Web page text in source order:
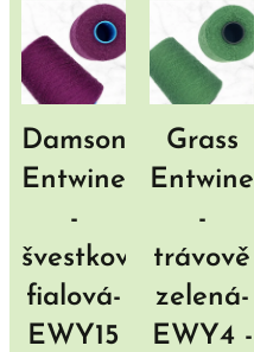
Damson
Entwine
-
švestková
fialová-
EWY15
Grass
Entwine
-
trávově
zelená-
EWY4 -